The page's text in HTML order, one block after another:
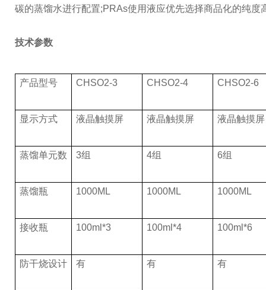
碳的蒸馏水进行配置;PRAs使用液应优先选择商品化的纯度
技术参数
产品型号 CH SO2-3 CH SO2-4 CH SO2-6
显示方式 液晶触摸屏 液晶触摸屏 液晶触摸屏
蒸馏单元数 3组 4组 6组
蒸馏瓶 1000ML 1000ML 1000ML
接收瓶 100ml*3 100ml*4 100ml*6
防干烧设计 有 有 有